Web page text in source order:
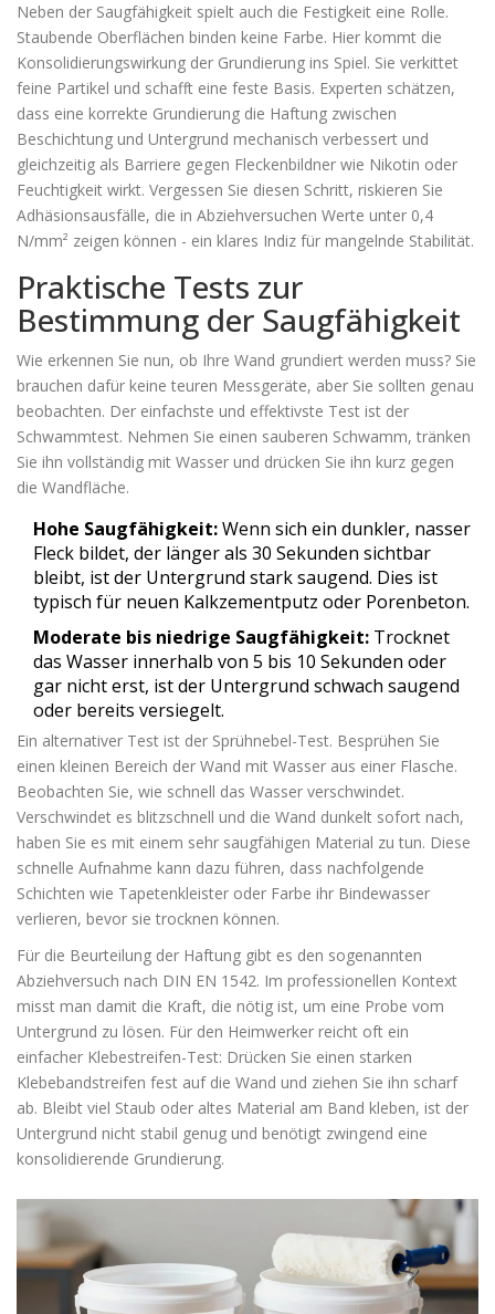
Neben der Saugfähigkeit spielt auch die Festigkeit eine Rolle.
Staubende Oberflächen binden keine Farbe. Hier kommt die
Konsolidierungswirkung der Grundierung ins Spiel. Sie verkittet
feine Partikel und schafft eine feste Basis. Experten schätzen,
dass eine korrekte Grundierung die Haftung zwischen
Beschichtung und Untergrund mechanisch verbessert und
gleichzeitig als Barriere gegen Fleckenbildner wie Nikotin oder
Feuchtigkeit wirkt. Vergessen Sie diesen Schritt, riskieren Sie
Adhäsionsausfälle, die in Abziehversuchen Werte unter 0,4
N/mm² zeigen können - ein klares Indiz für mangelnde Stabilität.
Praktische Tests zur
Bestimmung der Saugfähigkeit
Wie erkennen Sie nun, ob Ihre Wand grundiert werden muss? Sie
brauchen dafür keine teuren Messgeräte, aber Sie sollten genau
beobachten. Der einfachste und effektivste Test ist der
Schwammtest. Nehmen Sie einen sauberen Schwamm, tränken
Sie ihn vollständig mit Wasser und drücken Sie ihn kurz gegen
die Wandfläche.
Hohe Saugfähigkeit:Wenn sich ein dunkler, nasser
Fleck bildet, der länger als 30 Sekunden sichtbar
bleibt, ist der Untergrund stark saugend. Dies ist
typisch für neuen Kalkzementputz oder Porenbeton.
Moderate bis niedrige Saugfähigkeit: Trocknet
das Wasser innerhalb von 5 bis 10 Sekunden oder
gar nicht erst, ist der Untergrund schwach saugend
oder bereits versiegelt.
Ein alternativer Test ist der Sprühnebel-Test. Besprühen Sie
einen kleinen Bereich der Wand mit Wasser aus einer Flasche.
Beobachten Sie, wie schnell das Wasser verschwindet.
Verschwindet es blitzschnell und die Wand dunkelt sofort nach,
haben Sie es mit einem sehr saugfähigen Material zu tun. Diese
schnelle Aufnahme kann dazu führen, dass nachfolgende
Schichten wie Tapetenkleister oder Farbe ihr Bindewasser
verlieren, bevor sie trocknen können.
Für die Beurteilung der Haftung gibt es den sogenannten
Abziehversuch nach DIN EN 1542. Im professionellen Kontext
misst man damit die Kraft, die nötig ist, um eine Probe vom
Untergrund zu lösen. Für den Heimwerker reicht oft ein
einfacher Klebestreifen-Test: Drücken Sie einen starken
Klebebandstreifen fest auf die Wand und ziehen Sie ihn scharf
ab. Bleibt viel Staub oder altes Material am Band kleben, ist der
Untergrund nicht stabil genug und benötigt zwingend eine
konsolidierende Grundierung.